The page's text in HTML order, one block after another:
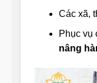
Các xã,
Phục vụ
nâng